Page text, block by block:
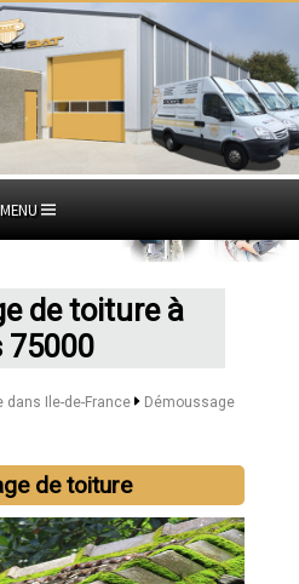
MENU
de toiture à
75000
Ile-de-France
Démoussage
de toiture